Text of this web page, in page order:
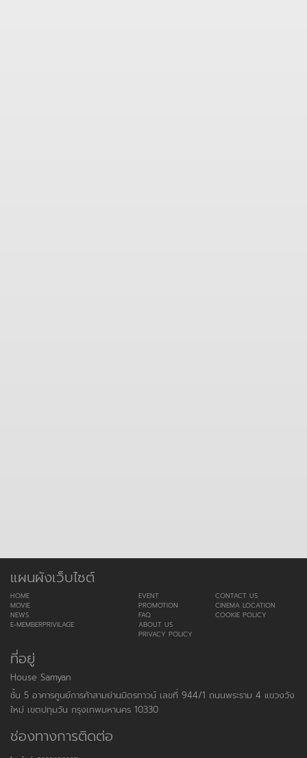
แผนผังเว็บไซต์
HOME
MOVIE
NEWS
E-MEMBERPRIVILAGE
EVENT
PROMOTION
FAQ
ABOUT US
PRIVACY POLICY
CONTACT US
CINEMA LOCATION
COOKIE POLICY
ที่อยู่
House Samyan
ชั้น 5 อาคารศูนย์การค้าสามย่านมิตรทาวน์ เลขที่ 944/1 ถนนพระราม 4 แขวงวัง
ใหม่ เขตปทุมวัน กรุงเทพมหานคร 10330
ช่องทางการติดต่อ